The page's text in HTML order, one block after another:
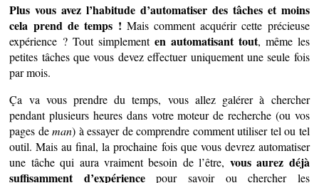
Plus vous avez l’habitude d’automatiser des tâches et moins
cela prend de temps ! Mais comment acquérir cette précieuse
expérience ? Tout simplement en automatisant tout, même les
petites tâches que vous devez effectuer uniquement une seule fois
par mois.
Ça va vous prendre du temps, vous allez galérer à chercher
pendant plusieurs heures dans votre moteur de recherche (ou vos
pages deman) à essayer de comprendre comment utiliser tel ou tel
outil. Mais au final, la prochaine fois que vous devrez automatiser
une tâche qui aura vraiment besoin de l’être, vous aurez déjà
suffisamment d’expériencepour savoir ou chercher les